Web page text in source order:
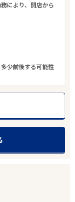
により、開店から
少前後する可能性